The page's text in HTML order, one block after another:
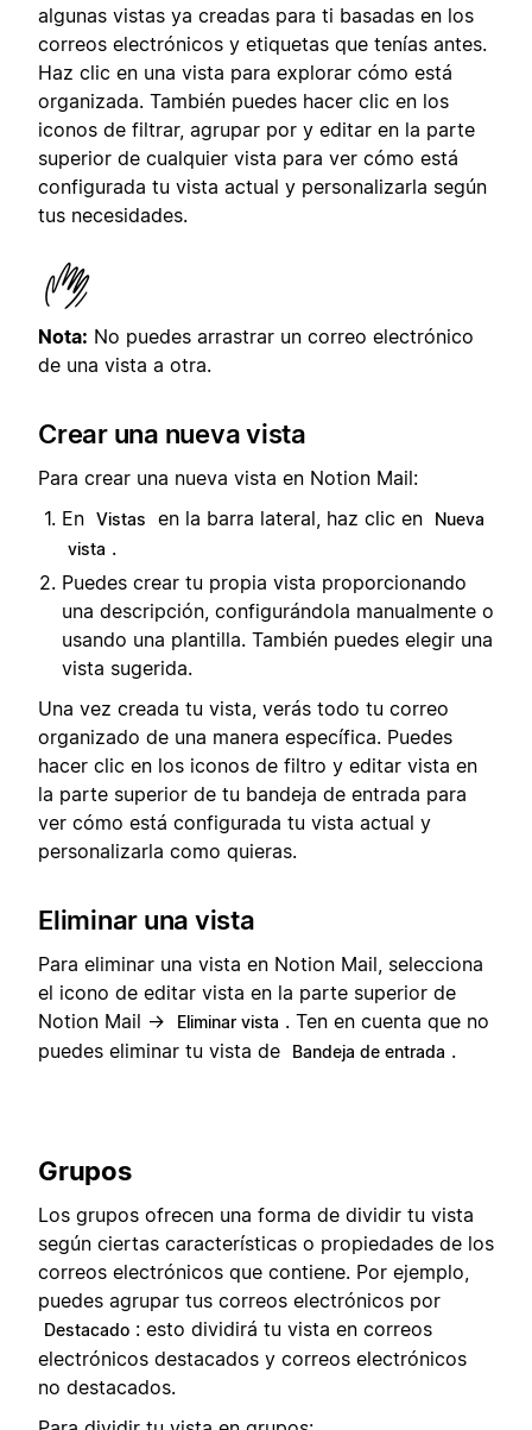
algunas vistas ya creadas para ti basadas en los
correos electrónicos y etiquetas que tenías antes.
Haz clic en una vista para explorar cómo está
organizada. También puedes hacer clic en los
iconos de filtrar, agrupar por y editar en la parte
superior de cualquier vista para ver cómo está
configurada tu vista actual y personalizarla según
tus necesidades.
Nota: No puedes arrastrar un correo electrónico
de una vista a otra.
Crear una nueva vista
Para crear una nueva vista en Notion Mail:
En Vistas en la barra lateral, haz clic en
Nueva
vista .
Puedes crear tu propia vista proporcionando
una descripción, configurándola manualmente o
usando una plantilla. También puedes elegir una
vista sugerida.
Una vez creada tu vista, verás todo tu correo
organizado de una manera específica. Puedes
hacer clic en los iconos de filtro y editar vista en
la parte superior de tu bandeja de entrada para
ver cómo está configurada tu vista actual y
personalizarla como quieras.
Eliminar una vista
Para eliminar una vista en Notion Mail, selecciona
el icono de editar vista en la parte superior de
Notion Mail →
Eliminar vista . Ten en cuenta que no
puedes eliminar tu vista de
Bandeja de entrada .
Grupos
Los grupos ofrecen una forma de dividir tu vista
según ciertas características o propiedades de los
correos electrónicos que contiene. Por ejemplo,
puedes agrupar tus correos electrónicos por
Destacado : esto dividirá tu vista en correos
electrónicos destacados y correos electrónicos
no destacados.